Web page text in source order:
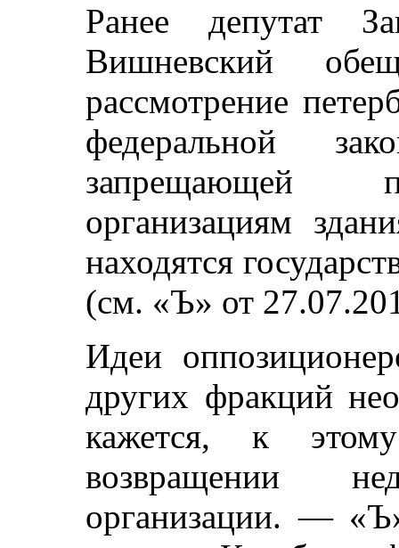
Ранее депутат
Вишневский
рассмотрение
федеральной
запрещающей
организациям
находятся
(см. «Ъ» от
Идеи
других фракций
кажется, к
возвращении
организации. —